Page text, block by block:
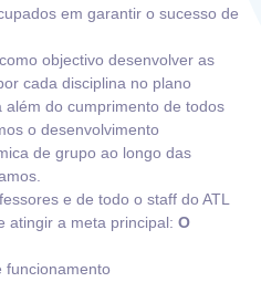
em garantir o sucesso de
objectivo desenvolver as
cada disciplina no plano
do cumprimento de todos
o desenvolvimento
de grupo ao longo das
e de todo o staff do ATL
atingir a meta principal: O
funcionamento